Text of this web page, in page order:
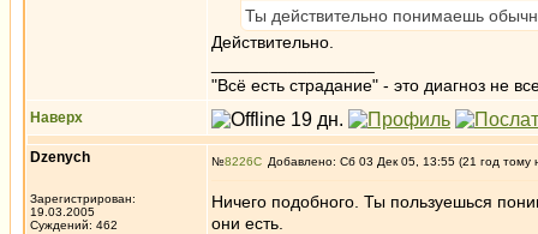
Ты действительно понимаешь
Действительно.
"Всё есть страдание" - это диагноз не
Наверх
Dzenych
Зарегистрирован:
19.03.2005
Суждений: 462
№8226 Добавлено: Сб 03 Дек 05, 13:55 (21 год тому
Ничего подобного. Ты пользуешься
они есть.